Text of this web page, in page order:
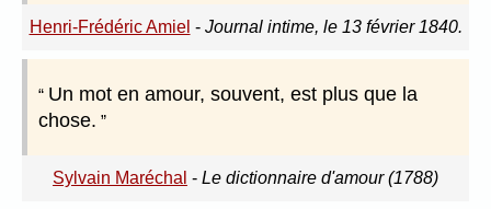
Henri-Frédéric Amiel - Journal intime, le 13 février 1840.
Un mot en amour, souvent, est plus que la
chose.
Sylvain Maréchal - Le dictionnaire d'amour (1788)